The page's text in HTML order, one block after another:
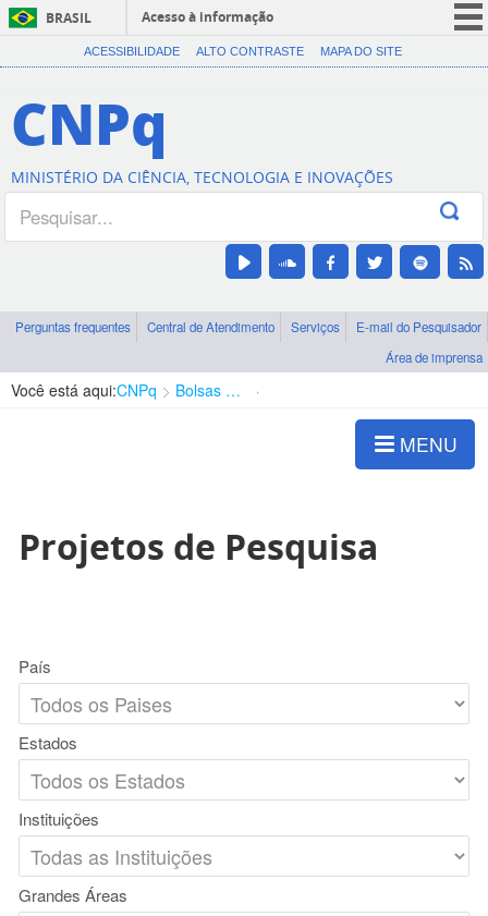
BRASIL
Acesso à informação
CORONAVÍRUS (COVID-19)
Canais
ACESSIBILIDADE ALTO CONTRASTE MAPA DO SITE
CNPq
MINISTÉRIO DA CIÊNCIA, TECNOLOGIA E INOVAÇÕES
Perguntas frequentes Central de Atendimento Serviços
E-mail do Pesquisador
Área de imprensa
Você está aqui:CNPq Bolsas e Auxílios Vigentes
MENU
Projetos de Pesquisa
País
Estados
Instituições
Grandes Áreas